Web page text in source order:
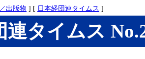
出版物 ] [ 日本経団連タイムス ]
連タイムス